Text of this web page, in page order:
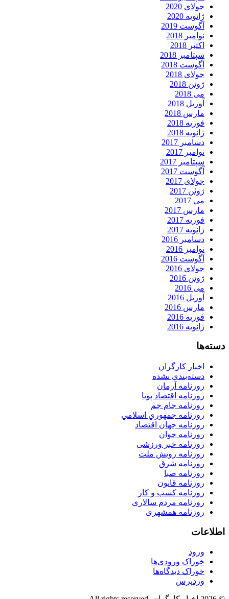
جولای 2020
ژانویه 2020
آگوست 2019
نوامبر 2018
اکتبر 2018
سپتامبر 2018
آگوست 2018
جولای 2018
ژوئن 2018
می 2018
آوریل 2018
مارس 2018
فوریه 2018
ژانویه 2018
دسامبر 2017
نوامبر 2017
سپتامبر 2017
آگوست 2017
جولای 2017
ژوئن 2017
می 2017
مارس 2017
فوریه 2017
ژانویه 2017
دسامبر 2016
نوامبر 2016
آگوست 2016
جولای 2016
ژوئن 2016
می 2016
آوریل 2016
مارس 2016
فوریه 2016
ژانویه 2016
دسته‌ها
اخبار کارگران
دسته‌بندی نشده
روزنامه آرمان
روزنامه اقتصاد پویا
روزنامه جام جم
روزنامه جمهوري اسلامي
روزنامه جهان اقتصاد
روزنامه جوان
روزنامه خبر ورزشى
روزنامه رویش ملت
روزنامه شرق
روزنامه صبا
روزنامه قانون
روزنامه كسب و كار
روزنامه مردم سالاری
روزنامه همشهری
اطلاعات
ورود
خوراک ورودی‌ها
خوراک دیدگاه‌ها
وردپرس